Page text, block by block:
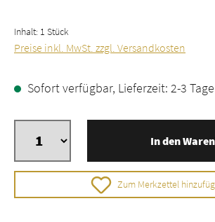
Inhalt: 1 Stück
Preise inkl. MwSt. zzgl. Versandkosten
Sofort verfügbar, Lieferzeit: 2-3 Tage
In den
Zum Merkzettel